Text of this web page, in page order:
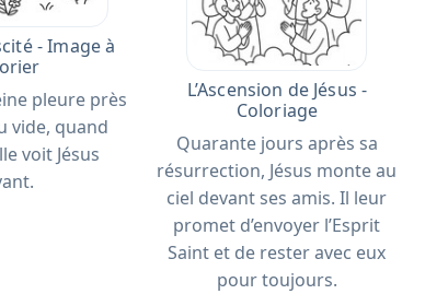
- Image à
pleure près
vide, quand
voit Jésus
L’Ascension de Jésus -
Coloriage
Quarante jours après sa
résurrection, Jésus monte au
ciel devant ses amis. Il leur
promet d’envoyer l’Esprit
Saint et de rester avec eux
pour toujours.